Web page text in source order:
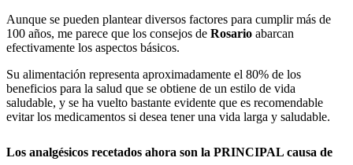
Aunque se pueden plantear diversos factores para cumplir más de
100 años, me parece que los consejos de Rosario abarcan
efectivamente los aspectos básicos.
Su alimentación representa aproximadamente el 80% de los
beneficios para la salud que se obtiene de un estilo de vida
saludable, y se ha vuelto bastante evidente que es recomendable
evitar los medicamentos si desea tener una vida larga y saludable.
Los analgésicos recetados ahora son la PRINCIPAL causa de